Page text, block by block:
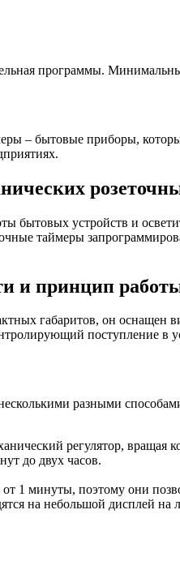
программы.
– бытовые приборы,
бытовых устройств и
таймеры
и принцип
габаритов, он
поступление в
разными
регулятор,
до двух часов.
1 минуты, поэтому они
на небольшой дисплей на